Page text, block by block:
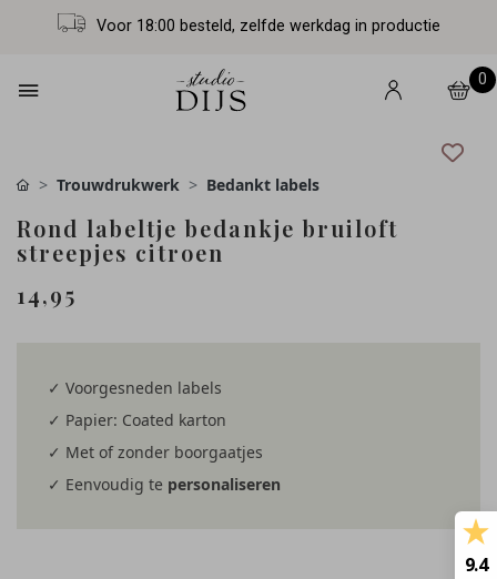
Voor 18:00 besteld, zelfde werkdag in productie
0
Trouwdrukwerk Bedankt labels
Rond labeltje bedankje bruiloft
streepjes citroen
14,95
✓ Voorgesneden labels
✓ Papier: Coated karton
✓ Met of zonder boorgaatjes
✓ Eenvoudig te personaliseren
9.4